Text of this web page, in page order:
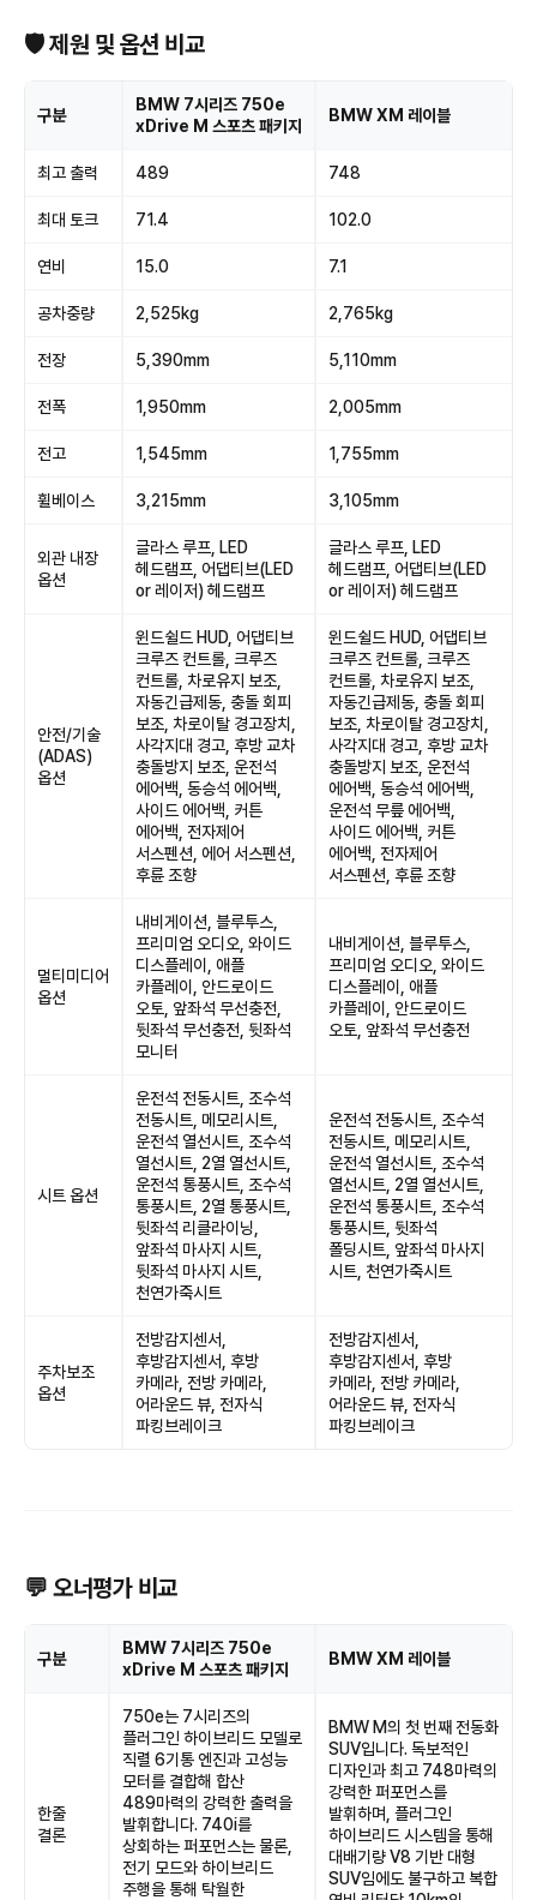
🛡 제원 및 옵션 비교
구분
BMW 7시리즈 750e
xDrive M 스포츠 패키지
BMW XM 레이블
최고 출력 489 748
최대 토크 71.4 102.0
연비 15.0 7.1
공차중량 2,525kg 2,765kg
전장 5,390mm 5,110mm
전폭 1,950mm 2,005mm
전고 1,545mm 1,755mm
휠베이스 3,215mm 3,105mm
외관 내장
옵션
글라스 루프, LED
헤드램프, 어댑티브(LED
or 레이저) 헤드램프
글라스 루프, LED
헤드램프, 어댑티브(LED
or 레이저) 헤드램프
안전/기술
(ADAS)
옵션
윈드쉴드 HUD, 어댑티브
크루즈 컨트롤, 크루즈
컨트롤, 차로유지 보조,
자동긴급제동, 충돌 회피
보조, 차로이탈 경고장치,
사각지대 경고, 후방 교차
충돌방지 보조, 운전석
에어백, 동승석 에어백,
사이드 에어백, 커튼
에어백, 전자제어
서스펜션, 에어 서스펜션,
후륜 조향
윈드쉴드 HUD, 어댑티브
크루즈 컨트롤, 크루즈
컨트롤, 차로유지 보조,
자동긴급제동, 충돌 회피
보조, 차로이탈 경고장치,
사각지대 경고, 후방 교차
충돌방지 보조, 운전석
에어백, 동승석 에어백,
운전석 무릎 에어백,
사이드 에어백, 커튼
에어백, 전자제어
서스펜션, 후륜 조향
멀티미디어
옵션
내비게이션, 블루투스,
프리미엄 오디오, 와이드
디스플레이, 애플
카플레이, 안드로이드
오토, 앞좌석 무선충전,
뒷좌석 무선충전, 뒷좌석
모니터
내비게이션, 블루투스,
프리미엄 오디오, 와이드
디스플레이, 애플
카플레이, 안드로이드
오토, 앞좌석 무선충전
시트 옵션
운전석 전동시트, 조수석
전동시트, 메모리시트,
운전석 열선시트, 조수석
열선시트, 2열 열선시트,
운전석 통풍시트, 조수석
통풍시트, 2열 통풍시트,
뒷좌석 리클라이닝,
앞좌석 마사지 시트,
뒷좌석 마사지 시트,
천연가죽시트
운전석 전동시트, 조수석
전동시트, 메모리시트,
운전석 열선시트, 조수석
열선시트, 2열 열선시트,
운전석 통풍시트, 조수석
통풍시트, 뒷좌석
폴딩시트, 앞좌석 마사지
시트, 천연가죽시트
주차보조
옵션
전방감지센서,
후방감지센서, 후방
카메라, 전방 카메라,
어라운드 뷰, 전자식
파킹브레이크
전방감지센서,
후방감지센서, 후방
카메라, 전방 카메라,
어라운드 뷰, 전자식
파킹브레이크
💬 오너평가 비교
구분
BMW 7시리즈 750e
xDrive M 스포츠 패키지
BMW XM 레이블
한줄
결론
750e는 7시리즈의
플러그인 하이브리드 모델로
직렬 6기통 엔진과 고성능
모터를 결합해 합산
489마력의 강력한 출력을
발휘합니다. 740i를
상회하는 퍼포먼스는 물론,
전기 모드와 하이브리드
주행을 통해 탁월한
BMW M의 첫 번째 전동화
SUV입니다. 독보적인
디자인과 최고 748마력의
강력한 퍼포먼스를
발휘하며, 플러그인
하이브리드 시스템을 통해
대배기량 V8 기반 대형
SUV임에도 불구하고 복합